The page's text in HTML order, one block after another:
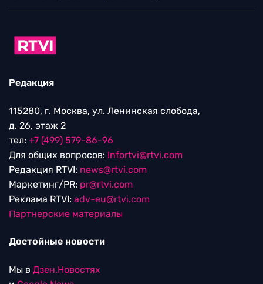
Редакция
115280, г. Москва, ул. Ленинская слобода,
д. 26, этаж 2
тел: +7 (499) 579-86-96
Для общих вопросов: Infortvi@rtvi.com
Редакция RTVI: news@rtvi.com
Маркетинг/PR: pr@rtvi.com
Реклама RTVI: adv-eu@rtvi.com
Партнерские материалы
Достойные новости
Мы в Дзен.Новостях